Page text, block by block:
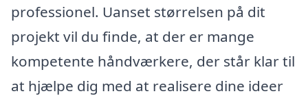
professionel. Uanset størrelsen på dit
projekt vil du finde, at der er mange
kompetente håndværkere, der står klar til
at hjælpe dig med at realisere dine ideer